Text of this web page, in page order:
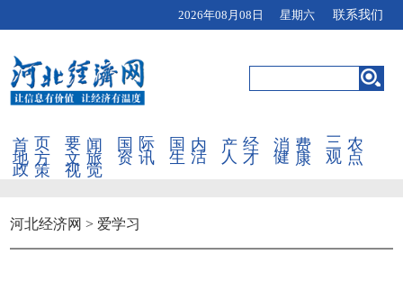
2026年08月08日 星期六 联系我们
地方 文旅 资讯 生活 人才 健康 观点
政策 视觉
河北经济网 > 爱学习